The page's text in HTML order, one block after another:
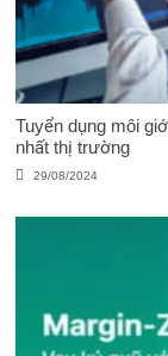
Tuyển dụng môi
nhất thị trường
29/08/2024